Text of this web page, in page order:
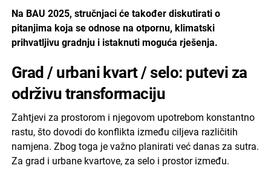
Na BAU 2025, stručnjaci će također diskutirati o
pitanjima koja se odnose na otpornu, klimatski
prihvatljivu gradnju i istaknuti moguća rješenja.
Grad / urbani kvart / selo: putevi za
održivu transformaciju
Zahtjevi za prostorom i njegovom upotrebom konstantno
rastu, što dovodi do konflikta između ciljeva različitih
namjena. Zbog toga je važno planirati već danas za sutra.
Za grad i urbane kvartove, za selo i prostor između.